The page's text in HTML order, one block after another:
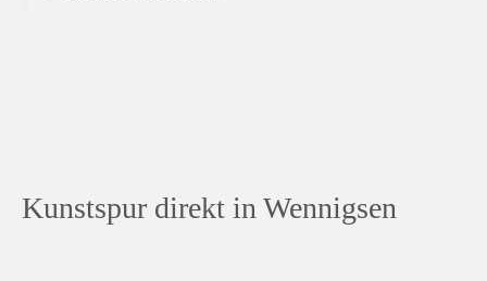
Kunstspur direkt in Wennigsen